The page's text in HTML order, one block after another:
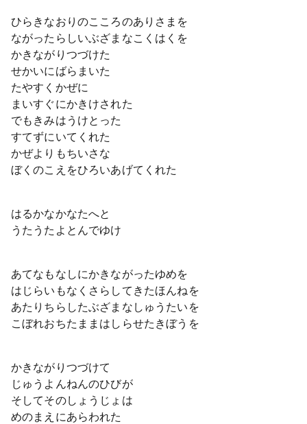
ひらきなおりのこころのありさまを
ながったらしいぶざまなこくはくを
かきながりつづけた
せかいにばらまいた
たやすくかぜに
まいすぐにかきけされた
でもきみはうけとった
すてずにいてくれた
かぜよりもちいさな
ぼくのこえをひろいあげてくれた
はるかなかなたへと
うたうたよとんでゆけ
あてなもなしにかきながったゆめを
はじらいもなくさらしてきたほんねを
あたりちらしたぶざまなしゅうたいを
こぼれおちたままはしらせたきぼうを
かきながりつづけて
じゅうよんねんのひびが
そしてそのしょうじょは
めのまえにあらわれた